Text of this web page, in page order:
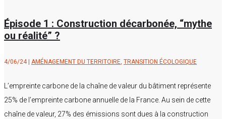
Épisode 1 : Construction décarbonée, “mythe
ou réalité” ?
4/06/24| AMÉNAGEMENT DU TERRITOIRE, TRANSITION ÉCOLOGIQUE
L’empreinte carbone de la chaîne de valeur du bâtiment représente
25% de l’empreinte carbone annuelle de la France. Au sein de cette
chaîne de valeur, 27% des émissions sont dues à la construction